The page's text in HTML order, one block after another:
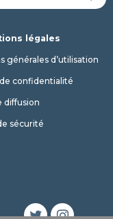
légales
générales d’utilisation
confidentialité
diffusion
sécurité